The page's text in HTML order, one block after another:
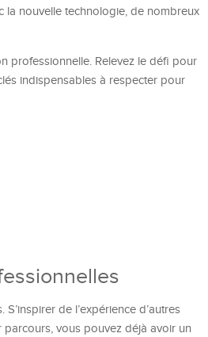
la nouvelle technologie, de nombreux
professionnelle. Relevez le défi pour
indispensables à respecter pour
S’inspirer de l’expérience d’autres
vous pouvez déjà avoir un